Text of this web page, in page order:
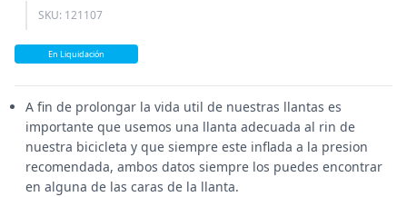
SKU: 121107
En Liquidación
A fin de prolongar la vida util de nuestras llantas es
importante que usemos una llanta adecuada al rin de
nuestra bicicleta y que siempre este inflada a la presion
recomendada, ambos datos siempre los puedes encontrar
en alguna de las caras de la llanta.